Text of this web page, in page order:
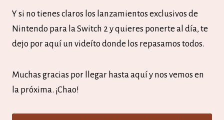
Y si no tienes claros los lanzamientos exclusivos de
Nintendo para la Switch 2 y quieres ponerte al día, te
dejo por aquí un videíto donde los repasamos todos.
Muchas gracias por llegar hasta aquí y nos vemos en
la próxima. ¡Chao!